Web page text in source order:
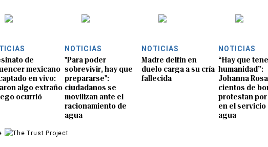
de
mexicano
en vivo:
algo extraño
ocurrió
NOTICIAS
"Para poder
sobrevivir, hay que
prepararse":
ciudadanos se
movilizan ante el
racionamiento de
agua
NOTICIAS
Madre delfín en
duelo carga a su cría
fallecida
NOTICIAS
“Hay que
humanidad”:
Johanna
cientos de
protestan
en el servicio
agua